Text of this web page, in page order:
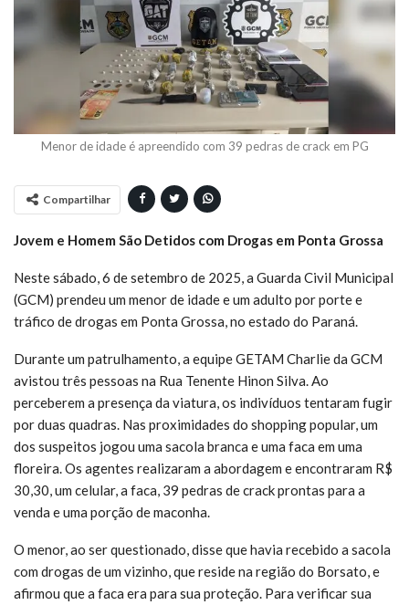
Menor de idade é apreendido com 39 pedras de crack em PG
Compartilhar
Jovem e Homem São Detidos com Drogas em Ponta Grossa
Neste sábado, 6 de setembro de 2025, a Guarda Civil Municipal
(GCM) prendeu um menor de idade e um adulto por porte e
tráfico de drogas em Ponta Grossa, no estado do Paraná.
Durante um patrulhamento, a equipe GETAM Charlie da GCM
avistou três pessoas na Rua Tenente Hinon Silva. Ao
perceberem a presença da viatura, os indivíduos tentaram fugir
por duas quadras. Nas proximidades do shopping popular, um
dos suspeitos jogou uma sacola branca e uma faca em uma
floreira. Os agentes realizaram a abordagem e encontraram R$
30,30, um celular, a faca, 39 pedras de crack prontas para a
venda e uma porção de maconha.
O menor, ao ser questionado, disse que havia recebido a sacola
com drogas de um vizinho, que reside na região do Borsato, e
afirmou que a faca era para sua proteção. Para verificar sua